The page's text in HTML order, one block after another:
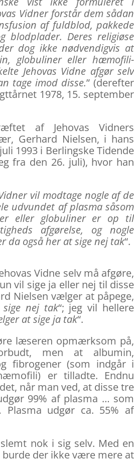
Vidner forstår dem sådan
af fuldblod, pakkede
blodplader. Deres religiøse
dog ikke nødvendigvis at
globuliner eller hæmofili-
Jehovas Vidne afgør selv
tage imod disse.” (derefter
1978, 15. september
af Jehovas Vidners
Gerhard Nielsen, i hans
1993 i Berlingske Tidende
fra den 26. juli), hvor han
vil modtage nogle af de
udvundet af plasma såsom
eller globuliner er op til
afgørelse, og nogle
da også her at sige nej tak“.
Vidne selv må afgøre,
vil sige ja eller nej til disse
Nielsen vælger at påpege,
nej tak“; jeg vil hellere
at sige ja tak“.
læseren opmærksom på,
men at albumin,
fibrogener (som indgår i
er tilladte. Endnu
når man ved, at disse tre
99% af plasma … som
udgør ca. 55% af
nok i sig selv. Med en
der ikke være mere at